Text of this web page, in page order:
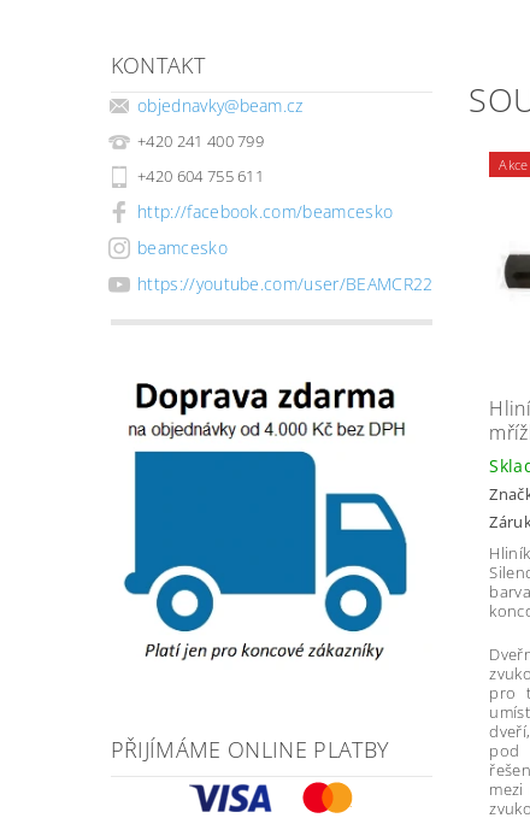
KONTAKT
objednavky@beam.cz
+420 241 400 799
+420 604 755 611
http://facebook.com/beamcesko
beamcesko
https://youtube.com/user/BEAMCR22
PŘIJÍMÁME ONLINE PLATBY
Akce
pro
pod
mezi